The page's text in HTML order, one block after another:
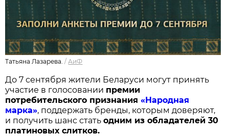
Татьяна Лазарева. / АиФ
До 7 сентября жители Беларуси могут принять
участие в голосовании премии
потребительского признания«Народная
марка», поддержать бренды, которым доверяют,
и получить шанс статьодним из обладателей 30
платиновых слитков.